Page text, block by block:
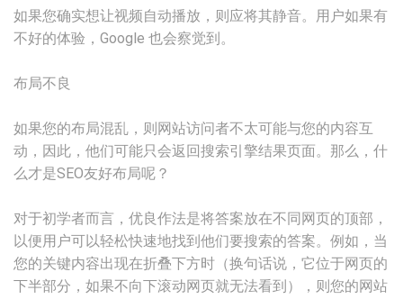
如果您确实想让视频自动播放，则应将其静音。用户如果有
不好的体验，Google 也会察觉到。
布局不良
如果您的布局混乱，则网站访问者不太可能与您的内容互
动，因此，他们可能只会返回搜索引擎结果页面。那么，什
么才是SEO友好布局呢？
对于初学者而言，优良作法是将答案放在不同网页的顶部，
以便用户可以轻松快速地找到他们要搜索的答案。例如，当
您的关键内容出现在折叠下方时（换句话说，它位于网页的
下半部分，如果不向下滚动网页就无法看到），则您的网站